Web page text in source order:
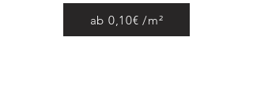
ab 0,10€ /m²